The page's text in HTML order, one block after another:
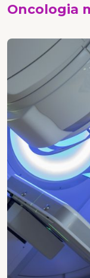
Oncologia
Radioterapia